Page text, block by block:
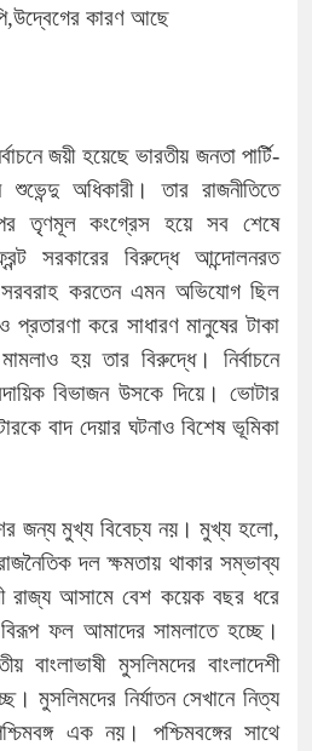
জয়ী হয়েছে ভারতীয় জনতা পার্টি-
শুভেন্দু অধিকারী। তার রাজনীতিতে
তৃণমূল কংগ্রেস হয়ে সব শেষে
সরকারের বিরুদ্ধে আন্দোলনরত
সরবরাহ করতেন এমন অভিযোগ ছিল
করে সাধারণ মানুষের টাকা
হয় তার বিরুদ্ধে। নির্বাচনে
বিভাজন উসকে দিয়ে। ভোটার
বাদ দেয়ার ঘটনাও বিশেষ ভূমিকা
জন্য মুখ্য বিবেচ্য নয়। মুখ্য হলো,
দল ক্ষমতায় থাকার সম্ভাব্য
রাজ্য আসামে বেশ কয়েক বছর ধরে
ফল আমাদের সামলাতে হচ্ছে।
বাংলাভাষী মুসলিমদের বাংলাদেশী
মুসলিমদের নির্যাতন সেখানে নিত্য
এক নয়। পশ্চিমবঙ্গের সাথে